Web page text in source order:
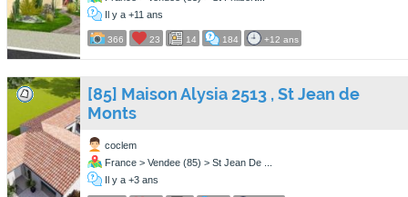
Il y a +11 ans
366 23 14 184 +12 ans
[85] Maison Alysia 2513 , St Jean de
Monts
coclem
France > Vendee (85) > St Jean De ...
Il y a +3 ans